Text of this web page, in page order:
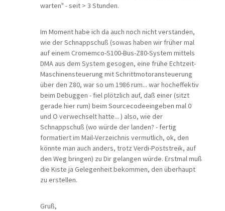
warten" - seit > 3 Stunden.
Im Moment habe ich da auch noch nicht verstanden,
wie der Schnappschuß (sowas haben wir früher mal
auf einem Cromemco-S100-Bus-Z80-System mittels
DMA aus dem System gesogen, eine frühe Echtzeit-
Maschinensteuerung mit Schrittmotoransteuerung
über den Z80, war so um 1986 rum... war hocheffektiv
beim Debuggen - fiel plötzlich auf, daß einer (sitzt
gerade hier rum) beim Sourcecodeeingeben mal 0
und O verwechselt hatte... ) also, wie der
Schnappschuß (wo würde der landen? - fertig
formatiert im Mail-Verzeichnis vermutlich, ok, den
könnte man auch anders, trotz Verdi-Poststreik, auf
den Weg bringen) zu Dir gelangen würde. Erstmal muß
die Kiste ja Gelegenheit bekommen, den überhaupt
zu erstellen.
Gruß,